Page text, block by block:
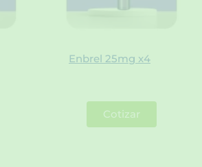
Enbrel 25mg x4
Cotizar